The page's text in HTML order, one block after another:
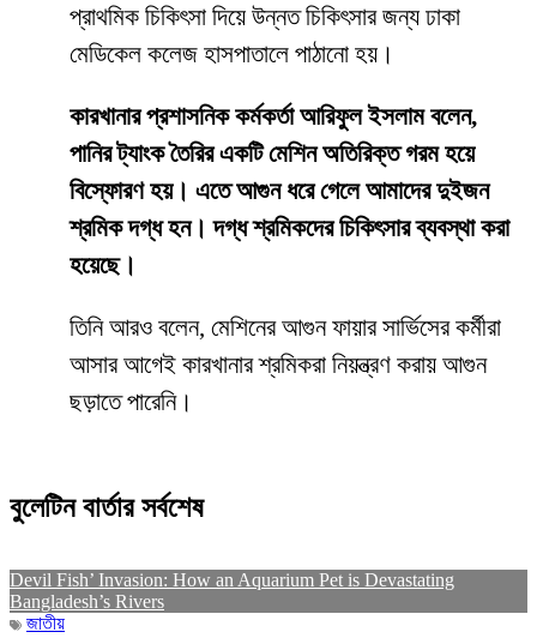
প্রাথমিক চিকিৎসা দিয়ে উন্নত চিকিৎসার জন্য ঢাকা
মেডিকেল কলেজ হাসপাতালে পাঠানো হয়।
কারখানার প্রশাসনিক কর্মকর্তা আরিফুল ইসলাম বলেন,
পানির ট্যাংক তৈরির একটি মেশিন অতিরিক্ত গরম হয়ে
বিস্ফোরণ হয়। এতে আগুন ধরে গেলে আমাদের দুইজন
শ্রমিক দগ্ধ হন। দগ্ধ শ্রমিকদের চিকিৎসার ব্যবস্থা করা
হয়েছে।
তিনি আরও বলেন, মেশিনের আগুন ফায়ার সার্ভিসের কর্মীরা
আসার আগেই কারখানার শ্রমিকরা নিয়ন্ত্রণ করায় আগুন
ছড়াতে পারেনি।
বুলেটিন বার্তার সর্বশেষ
Devil Fish’ Invasion: How an Aquarium Pet is Devastating
Bangladesh’s Rivers
জাতীয়